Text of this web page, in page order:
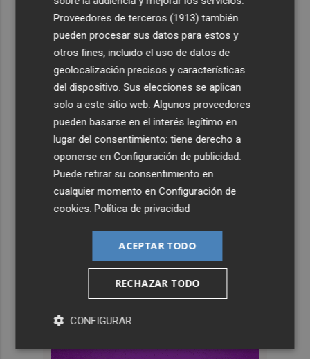
Proveedores de terceros (1913) también
pueden procesar sus datos para estos y
otros fines, incluido el uso de datos de
geolocalización precisos y características
del dispositivo. Sus elecciones se aplican
solo a este sitio web. Algunos proveedores
pueden basarse en el interés legítimo en
lugar del consentimiento; tiene derecho a
oponerse enConfiguración de publicidad.
Puede retirar su consentimiento en
cualquier momento enConfiguración de
cookies.Política de privacidad
ACEPTAR TODO
RECHAZAR TODO
CONFIGURAR